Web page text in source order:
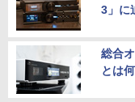
3」に
総合
とは